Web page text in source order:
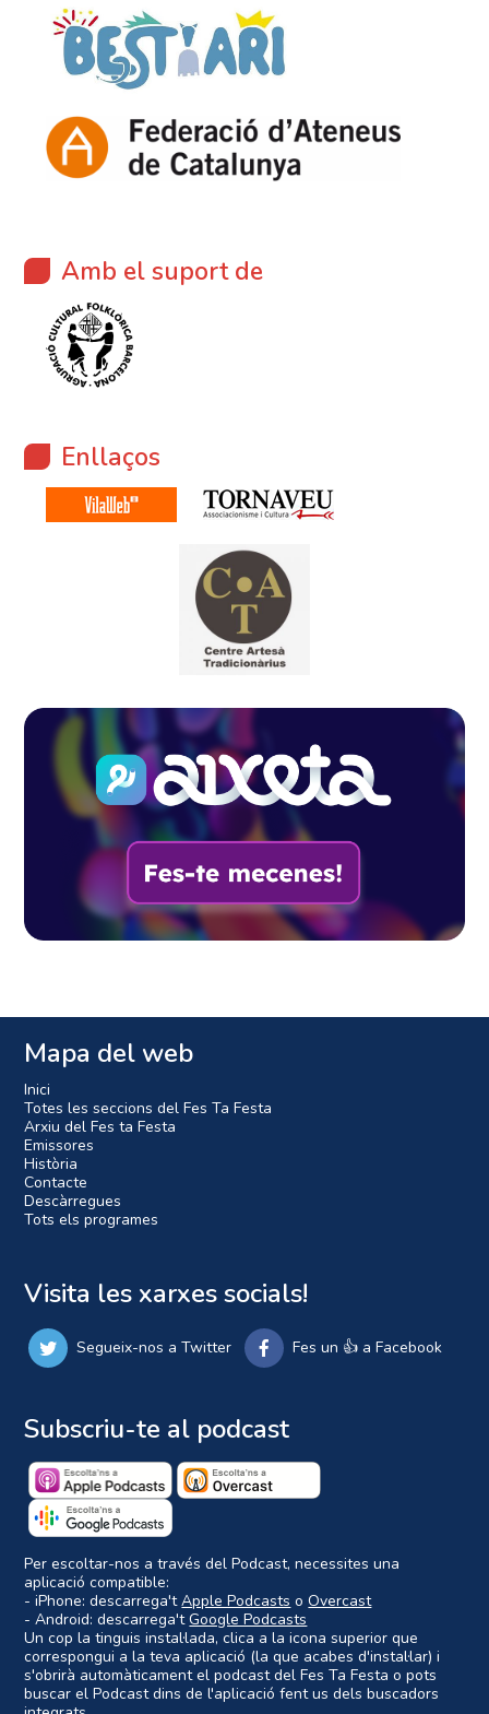
Amb el suport de
Enllaços
Mapa del web
Inici
Totes les seccions del Fes Ta Festa
Arxiu del Fes ta Festa
Emissores
Història
Contacte
Descàrregues
Tots els programes
Visita les xarxes socials!
Segueix-nos a Twitter Fes un 👍 a Facebook
Subscriu-te al podcast
Per escoltar-nos a través del Podcast, necessites una
aplicació compatible:
- iPhone: descarrega'tApple Podcasts oOvercast
- Android: descarrega'tGoogle Podcasts
Un cop la tinguis instal·lada, clica a la icona superior que
correspongui a la teva aplicació (la que acabes d'instal·lar) i
s'obrirà automàticament el podcast del Fes Ta Festa o pots
buscar el Podcast dins de l'aplicació fent us dels buscadors